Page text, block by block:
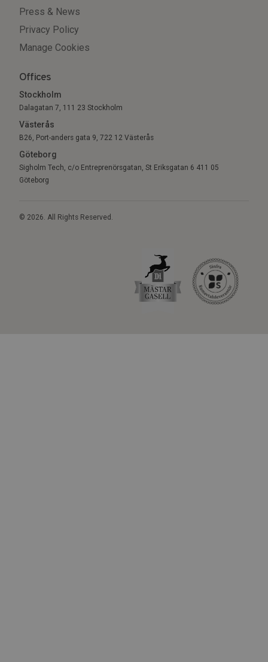
Press & News
Privacy Policy
Manage Cookies
Offices
Stockholm
Dalagatan 7, 111 23 Stockholm
Västerås
B26, Port-anders gata 9, 722 12 Västerås
Göteborg
Sigholm Tech, c/o Entreprenörsgatan, St Eriksgatan 6 411 05
Göteborg
© 2026. All Rights Reserved.